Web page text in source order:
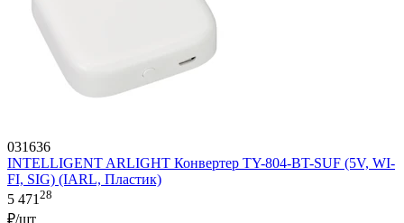
031636
INTELLIGENT ARLIGHT Конвертер TY-804-BT-SUF (5V, WI-
FI, SIG) (IARL, Пластик)
5 47128
₽/шт